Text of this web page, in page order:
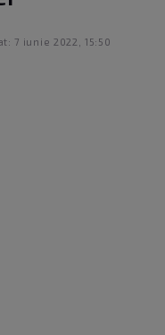
7 iunie 2022, 15:50